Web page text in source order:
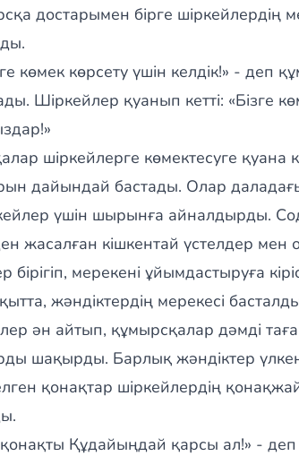
достарымен бірге шіркейлердің
көмек көрсету үшін келдік!» - деп
Шіркейлер қуанып кетті: «Бізге
шіркейлерге көмектесуге қуана
дайындай бастады. Олар
үшін шырынға айналдырды.
жасалған кішкентай үстелдер
бірігіп, мерекені ұйымдастыруға
жәндіктердің мерекесі
ән айтып, құмырсқалар дәмді
шақырды. Барлық жәндіктер
қонақтар шіркейлердің
Құдайыңдай қарсы ал!» -